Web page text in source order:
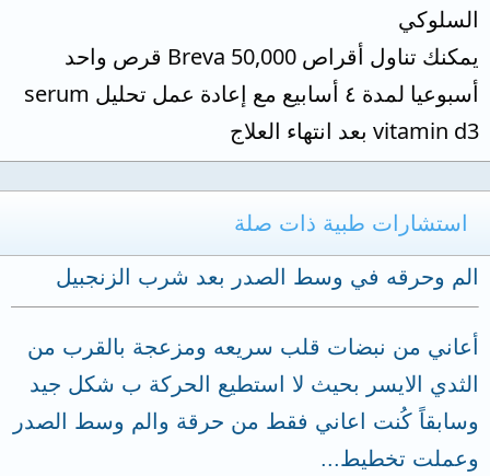
السلوكي
يمكنك تناول أقراص Breva 50,000 قرص واحد
أسبوعيا لمدة ٤ أسابيع مع إعادة عمل تحليل serum
vitamin d3 بعد انتهاء العلاج
استشارات طبية ذات صلة
الم وحرقه في وسط الصدر بعد شرب الزنجبيل
أعاني من نبضات قلب سريعه ومزعجة بالقرب من
الثدي الايسر بحيث لا استطيع الحركة ب شكل جيد
وسابقاً كُنت اعاني فقط من حرقة والم وسط الصدر
وعملت تخطيط...